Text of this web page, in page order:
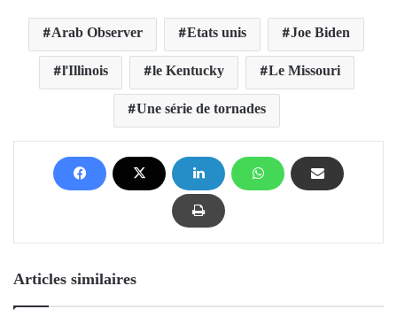
Arab Observer Etats unis
Joe Biden
l'Illinois
le Kentucky
Le Missouri
Une série de tornades
Articles similaires